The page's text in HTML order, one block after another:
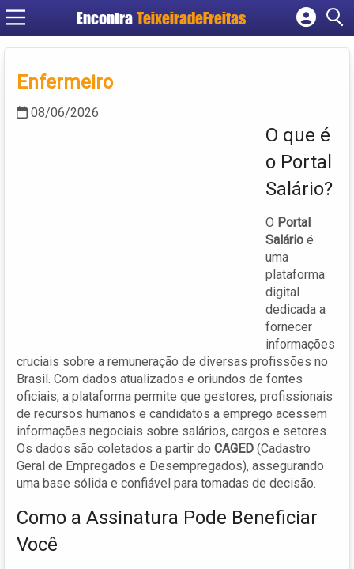
Encontra TeixeiradeFreitas
Cadastrar empresa
Enfermeiro
08/06/2026
O que é
o Portal
Salário?
O Portal
Salário é
uma
plataforma
digital
dedicada a
fornecer
informações
cruciais sobre a remuneração de diversas profissões no
Brasil. Com dados atualizados e oriundos de fontes
oficiais, a plataforma permite que gestores, profissionais
de recursos humanos e candidatos a emprego acessem
informações negociais sobre salários, cargos e setores.
Os dados são coletados a partir do CAGED (Cadastro
Geral de Empregados e Desempregados), assegurando
uma base sólida e confiável para tomadas de decisão.
Como a Assinatura Pode Beneficiar
Você